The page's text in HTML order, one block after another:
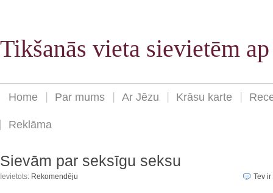
Tikšanās vieta sievietēm
Home Par mums Ar Jēzu Krāsu karte
Reklāma
Sievām par seksīgu seksu
Ievietots: Rekomendēju Tev ir